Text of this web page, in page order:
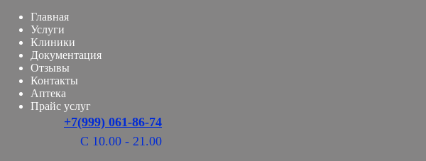
Главная
Услуги
Клиники
Документация
Отзывы
Контакты
Аптека
Прайс услуг
+7(999) 061-86-74
С 10.00 - 21.00